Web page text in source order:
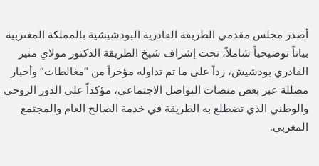
ا
​أصدر مجلس مقدمي الطريقة القادرية البودشيشية بالمملكة المغىربية
بياناً توضيحياً شاملاً، تحت إشراف شيخ الطريقة الدكتور مولاي منير
القادري بودشيش، رداً على ما تم تداوله مؤخراً من “مغالطات” وأخبار
مضللة عبر بعض منصات التواصل الاجتماعي، مؤكداً على الدور الروحي
والوطني الذي تضطلع به الطريقة في خدمة الصالح العام والمجتمع
المغربي.